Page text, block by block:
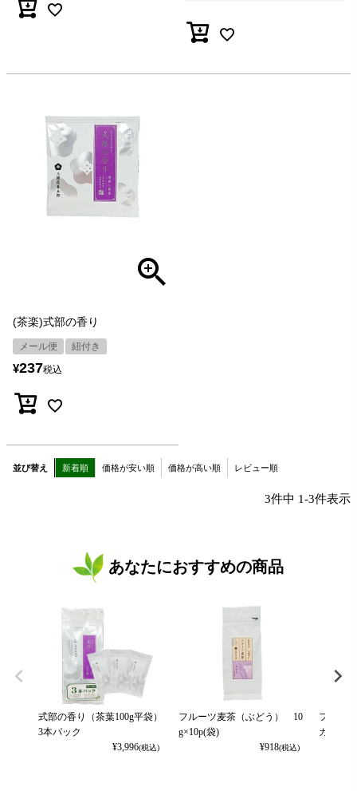
(茶楽)式部の香り
メール便 紐付き
¥237税込
並び替え 新着順 価格が安い順 価格が高い順 レビュー順
3件中 1-3件表示
あなたにおすすめの商品
式部の香り（茶葉100g平袋）
3本パック
¥3,996(税込)
フルーツ麦茶（ぶどう） 10
g×10p(袋)
¥918(税込)
フルー
カット